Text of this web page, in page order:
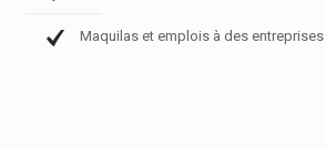
Maquilas et emplois à des